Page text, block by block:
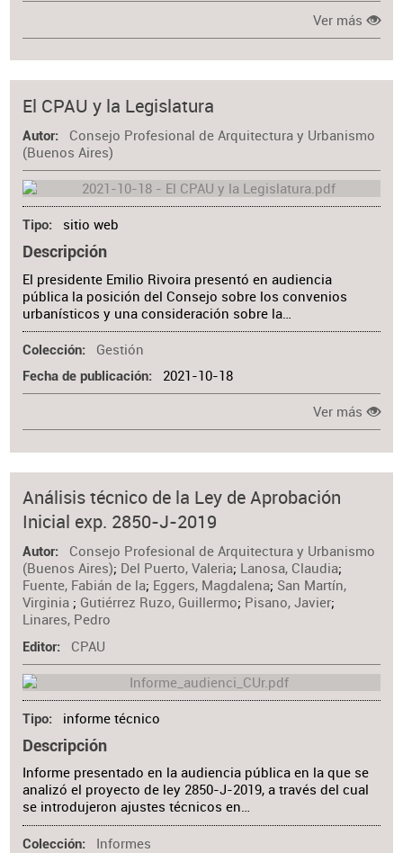
Ver más
El CPAU y la Legislatura
Autor
Consejo Profesional de Arquitectura y Urbanismo
(Buenos Aires)
Tipo sitio web
Descripción
El presidente Emilio Rivoira presentó en audiencia
pública la posición del Consejo sobre los convenios
urbanísticos y una consideración sobre la…
Colección Gestión
Fecha de publicación 2021-10-18
Ver más
Análisis técnico de la Ley de Aprobación
Inicial exp. 2850-J-2019
Autor
Consejo Profesional de Arquitectura y Urbanismo
(Buenos Aires); Del Puerto, Valeria; Lanosa, Claudia;
Fuente, Fabián de la; Eggers, Magdalena; San Martín,
Virginia ; Gutiérrez Ruzo, Guillermo; Pisano, Javier;
Linares, Pedro
Editor CPAU
Tipo informe técnico
Descripción
Informe presentado en la audiencia pública en la que se
analizó el proyecto de ley 2850-J-2019, a través del cual
se introdujeron ajustes técnicos en…
Colección Informes